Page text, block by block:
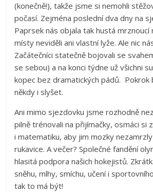
(konečně!), takže jsme si nemohli
počasí. Zejména poslední dva dny na
Paprseknás objala tak hustá mrznoucí
místy neviděli ani vlastní lyže. Ale nic
Začátečníci statečně bojovali se
se sebou) a na konci týdne už všichni
kopec bez dramatických pádů. Pokrok
někdy i slyšet.
Ani mimo sjezdovku jsme rozhodně
pilně trénovali na přijímačky, osmáci si
i matematiku, aby jim mozky
rukavice. A večer? Společné fandění
hlasitá podpora našich hokejistů.
sněhu, mlhy, smíchu, učení i
tak to má být!